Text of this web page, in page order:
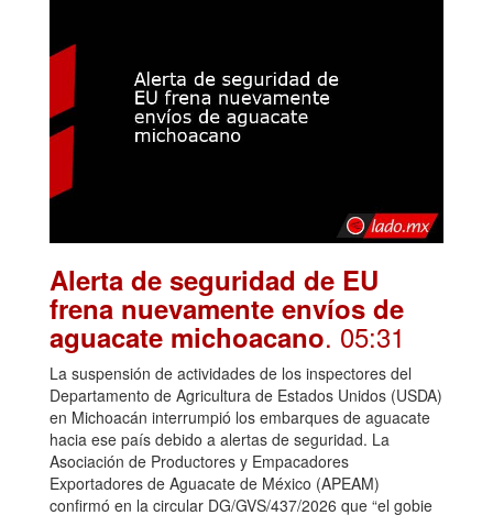
Alerta de seguridad de EU
frena nuevamente envíos de
aguacate michoacano. 05:31
La suspensión de actividades de los inspectores del
Departamento de Agricultura de Estados Unidos (USDA)
en Michoacán interrumpió los embarques de aguacate
hacia ese país debido a alertas de seguridad. La
Asociación de Productores y Empacadores
Exportadores de Aguacate de México (APEAM)
confirmó en la circular DG/GVS/437/2026 que “el gobie